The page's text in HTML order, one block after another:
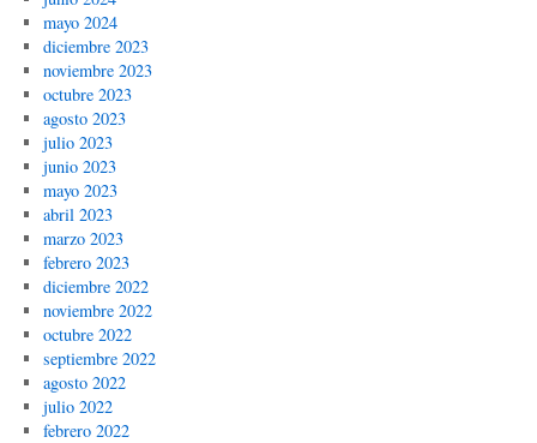
mayo 2024
diciembre 2023
noviembre 2023
octubre 2023
agosto 2023
julio 2023
junio 2023
mayo 2023
abril 2023
marzo 2023
febrero 2023
diciembre 2022
noviembre 2022
octubre 2022
septiembre 2022
agosto 2022
julio 2022
febrero 2022